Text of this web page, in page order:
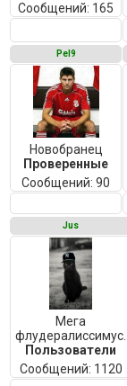
Сообщений: 165
Pel9
Новобранец
Проверенные
Сообщений:90
Jus
Мега
флудералиссимус.
Пользователи
Сообщений: 1120